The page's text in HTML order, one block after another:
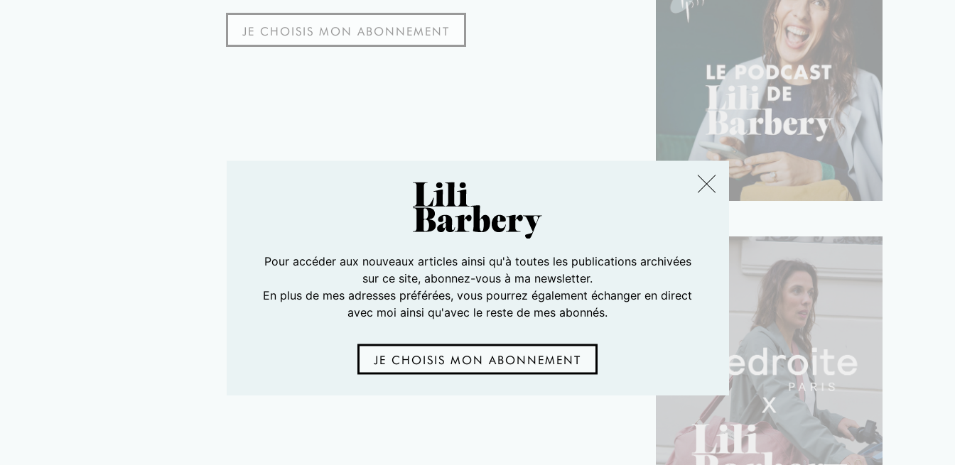
JE CHOISIS MON ABONNEMENT
Pour accéder aux nouveaux articles ainsi qu'à toutes les publications archivées
sur ce site, abonnez-vous à ma newsletter.
En plus de mes adresses préférées, vous pourrez également échanger en direct
avec moi ainsi qu'avec le reste de mes abonnés.
JE CHOISIS MON ABONNEMENT